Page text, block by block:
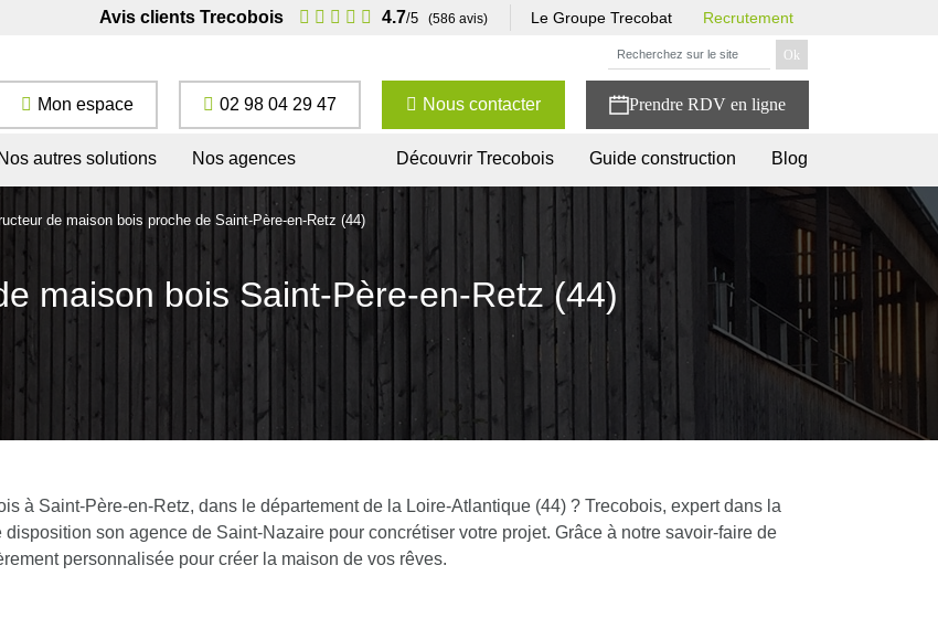
Avis clients Trecobois 4.7/5 (586 avis) Le Groupe Trecobat Recrutement
Mon espace 02 98 04 29 47 Nous contacter
Nos autres solutions Nos agences Découvrir Trecobois Guide construction Blog
de maison bois proche de Saint-Père-en-Retz (44)
maison bois Saint-Père-en-Retz (44)
à Saint-Père-en-Retz, dans le département de la Loire-Atlantique (44) ? Trecobois, expert dans la
son agence de Saint-Nazaire pour concrétiser votre projet. Grâce à notre savoir-faire de
personnalisée pour créer la maison de vos rêves.